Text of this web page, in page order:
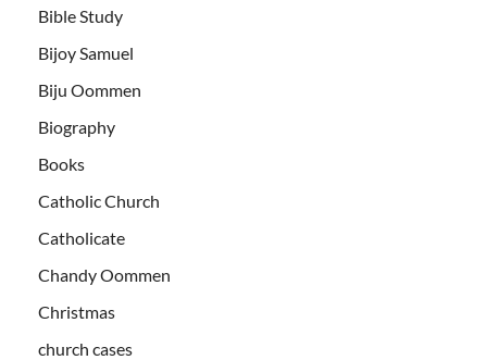
Bible Study
Bijoy Samuel
Biju Oommen
Biography
Books
Catholic Church
Catholicate
Chandy Oommen
Christmas
church cases